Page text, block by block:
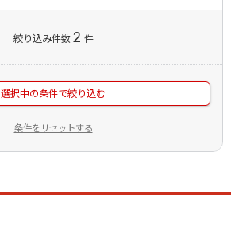
絞り込み件数2 件
選択中の条件で絞り込む
条件をリセットする